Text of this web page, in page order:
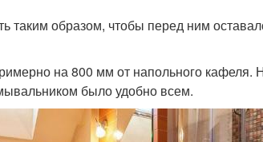
таким образом, чтобы перед ним
на 800 мм от напольного кафеля.
было удобно всем.